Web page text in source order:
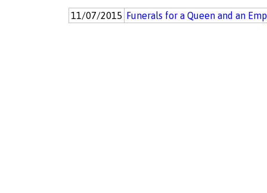
11/07/2015 Funerals for a Queen and an